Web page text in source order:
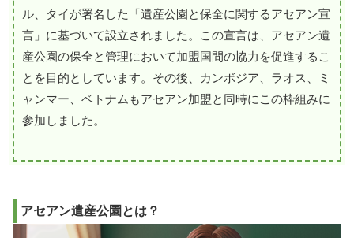
ル、タイが署名した「遺産公園と保全に関するアセアン宣
言」に基づいて設立されました。この宣言は、アセアン遺
産公園の保全と管理において加盟国間の協力を促進するこ
とを目的としています。その後、カンボジア、ラオス、ミ
ャンマー、ベトナムもアセアン加盟と同時にこの枠組みに
参加しました。
アセアン遺産公園とは？